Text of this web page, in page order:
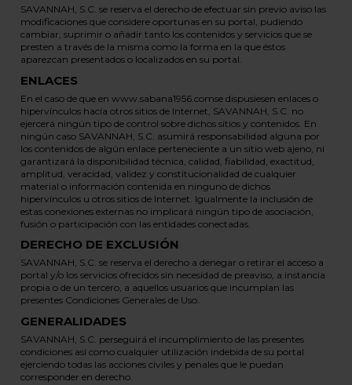
SAVANNAH, S.C. se reserva el derecho de efectuar sin previo aviso las
modificaciones que considere oportunas en su portal, pudiendo
cambiar, suprimir o añadir tanto los contenidos y servicios que se
presten a través de la misma como la forma en la que éstos
aparezcan presentados o localizados en su portal.
ENLACES
En el caso de que en www.sabana1956.comse dispusiesen enlaces o
hipervínculos hacía otros sitios de Internet, SAVANNAH, S.C. no
ejercerá ningún tipo de control sobre dichos sitios y contenidos. En
ningún caso SAVANNAH, S.C. asumirá responsabilidad alguna por
los contenidos de algún enlace perteneciente a un sitio web ajeno, ni
garantizará la disponibilidad técnica, calidad, fiabilidad, exactitud,
amplitud, veracidad, validez y constitucionalidad de cualquier
material o información contenida en ninguno de dichos
hipervínculos u otros sitios de Internet. Igualmente la inclusión de
estas conexiones externas no implicará ningún tipo de asociación,
fusión o participación con las entidades conectadas.
DERECHO DE EXCLUSIÓN
SAVANNAH, S.C. se reserva el derecho a denegar o retirar el acceso a
portal y/o los servicios ofrecidos sin necesidad de preaviso, a instancia
propia o de un tercero, a aquellos usuarios que incumplan las
presentes Condiciones Generales de Uso.
GENERALIDADES
SAVANNAH, S.C. perseguirá el incumplimiento de las presentes
condiciones así como cualquier utilización indebida de su portal
ejerciendo todas las acciones civiles y penales que le puedan
corresponder en derecho.